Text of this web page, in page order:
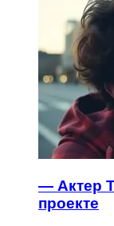
— Актер
проекте